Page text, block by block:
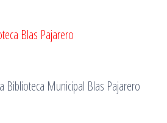
Blas Pajarero
Biblioteca Municipal Blas Pajarero